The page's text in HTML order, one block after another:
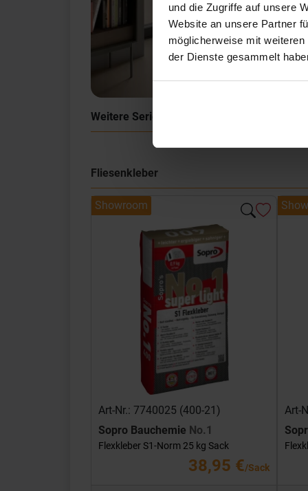
und die Zugriffe auf unsere
Website an unsere Partner
möglicherweise mit
der Dienste gesammelt
Weitere Serien von Sant Agostino
Fliesenkleber
Showroom
Art-Nr.: 7740025 (400-21)
Sopro Bauchemie No.1
Flexkleber S1-Norm 25 kg Sack
38,95 €/Sack
Art-